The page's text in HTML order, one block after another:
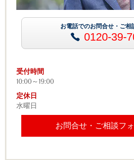
お電話でのお問合せ・ご相
0120-39-
受付時間
10:00～19:00
定休日
水曜日
お問合せ・ご相談フ